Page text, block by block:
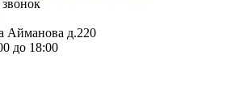
звонок
Айманова д.220
до 18:00